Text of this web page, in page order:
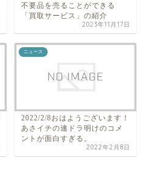
不要品を売ることができる
「買取サービス」の紹介
2023年11月17日
ニュース
2022/2/8おはようございます！
あさイチの連ドラ明けのコメ
ントが面白すぎる。
2022年2月8日